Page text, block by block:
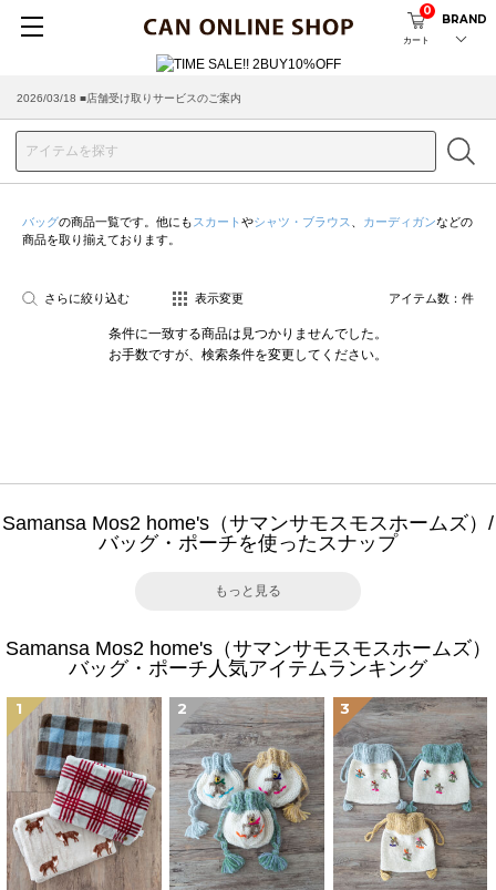
カート
0
BRAND
2026/03/18 ■店舗受け取りサービスのご案内
バッグの商品一覧です。他にも スカート やシャツ・ブラウス カーディガンなどの
商品を取り揃えております。
さらに絞り込む 表示変更 アイテム数： 件
条件に一致する商品は見つかりませんでした。
お手数ですが、検索条件を変更してください。
Samansa Mos2 home's（サマンサモスモスホームズ）/
バッグ・ポーチを使ったスナップ
もっと見る
Samansa Mos2 home's（サマンサモスモスホームズ）
バッグ・ポーチ人気アイテムランキング
1 2 3